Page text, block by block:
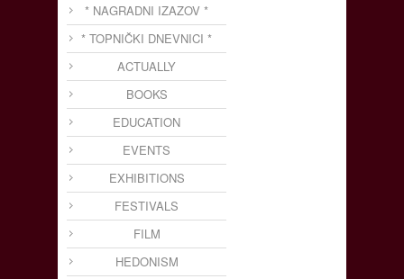
* NAGRADNI IZAZOV *
* TOPNIČKI DNEVNICI *
ACTUALLY
BOOKS
EDUCATION
EVENTS
EXHIBITIONS
FESTIVALS
FILM
HEDONISM